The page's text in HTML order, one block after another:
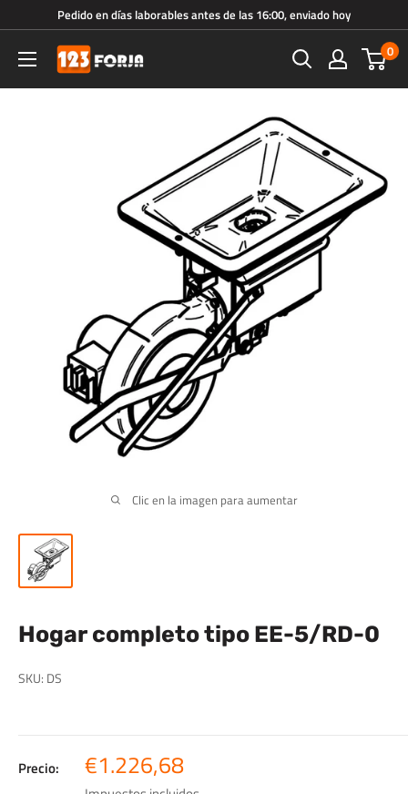
directamente
contenido
Pedido en días laborables antes de las 16:00, enviado hoy
123forja.es 0
Clic en la imagen para aumentar
Hogar completo tipo EE-5/RD-0
SKU: DS
Precio: Precio
de
€1.226,68